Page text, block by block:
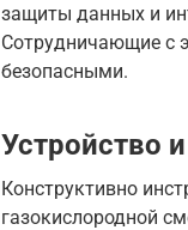
защиты данных и
Сотрудничающие с
безопасными.
Устройство
Конструктивно
газокислородной